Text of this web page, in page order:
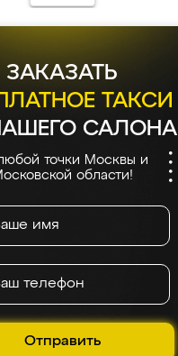
ЗАКАЗАТЬ
ТАКСИ
САЛОНА
точки Москвы и
области!
Отправить